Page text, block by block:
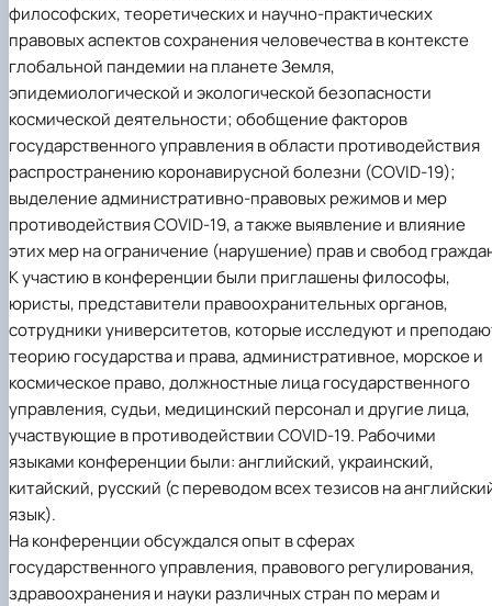
философских, теоретических и научно-практических
правовых аспектов сохранения человечества в контексте
глобальной пандемии на планете Земля,
эпидемиологической и экологической безопасности
космической деятельности; обобщение факторов
государственного управления в области противодействия
распространению коронавирусной болезни (COVID-19);
выделение административно-правовых режимов и мер
противодействия COVID-19, а также выявление и влияние
этих мер на ограничение (нарушение) прав и свобод
К участию в конференции были приглашены философы,
юристы, представители правоохранительных органов,
сотрудники университетов, которые исследуют и
теорию государства и права, административное, морское и
космическое право, должностные лица государственного
управления, судьи, медицинский персонал и другие лица,
участвующие в противодействии COVID-19. Рабочими
языками конференции были: английский, украинский,
китайский, русский (с переводом всех тезисов на
язык).
На конференции обсуждался опыт в сферах
государственного управления, правового регулирования,
здравоохранения и науки различных стран по мерам и